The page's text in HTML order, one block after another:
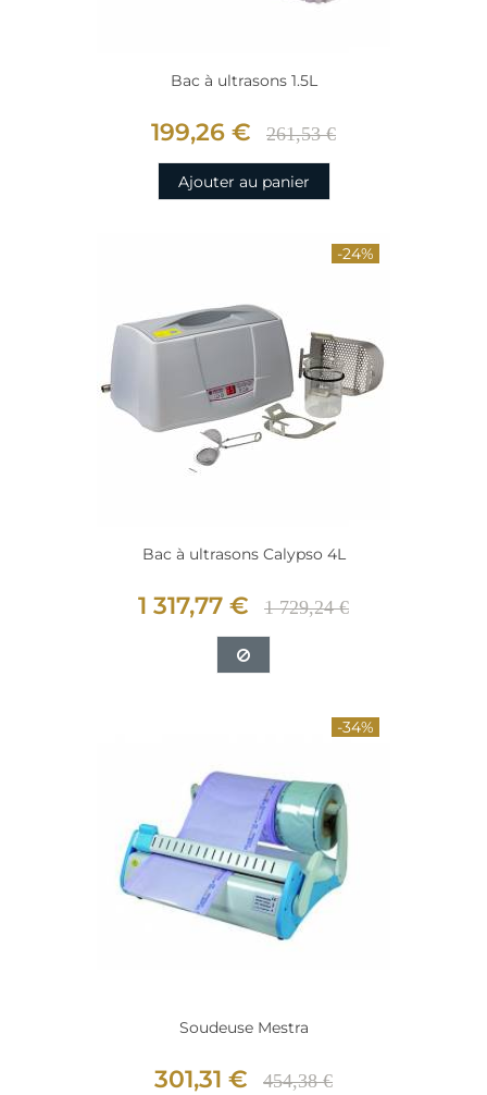
Bac à ultrasons 1.5L
199,26 € 261,53 €
Ajouter au panier
-24%
Bac à ultrasons Calypso 4L
1 317,77 € 1 729,24 €
-34%
Soudeuse Mestra
301,31 € 454,38 €